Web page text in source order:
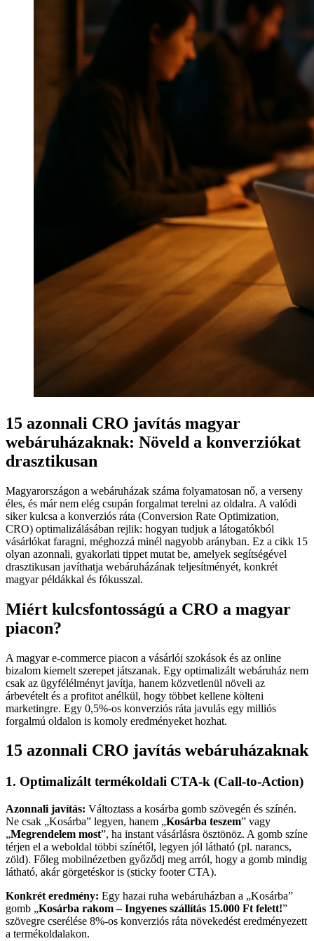
15 azonnali CRO javítás magyar
webáruházaknak: Növeld a konverziókat
drasztikusan
Magyarországon a webáruházak száma folyamatosan nő, a verseny
éles, és már nem elég csupán forgalmat terelni az oldalra. A valódi
siker kulcsa a konverziós ráta (Conversion Rate Optimization,
CRO) optimalizálásában rejlik: hogyan tudjuk a látogatókból
vásárlókat faragni, méghozzá minél nagyobb arányban. Ez a cikk 15
olyan azonnali, gyakorlati tippet mutat be, amelyek segítségével
drasztikusan javíthatja webáruházának teljesítményét, konkrét
magyar példákkal és fókusszal.
Miért kulcsfontosságú a CRO a magyar
piacon?
A magyar e-commerce piacon a vásárlói szokások és az online
bizalom kiemelt szerepet játszanak. Egy optimalizált webáruház nem
csak az ügyfélélményt javítja, hanem közvetlenül növeli az
árbevételt és a profitot anélkül, hogy többet kellene költeni
marketingre. Egy 0,5%-os konverziós ráta javulás egy milliós
forgalmú oldalon is komoly eredményeket hozhat.
15 azonnali CRO javítás webáruházaknak
1. Optimalizált termékoldali CTA-k (Call-to-Action)
Azonnali javítás: Változtass a kosárba gomb szövegén és színén.
Ne csak „Kosárba” legyen, hanem „Kosárba teszem” vagy
„Megrendelem most”, ha instant vásárlásra ösztönöz. A gomb színe
térjen el a weboldal többi színétől, legyen jól látható (pl. narancs,
zöld). Főleg mobilnézetben győződj meg arról, hogy a gomb mindig
látható, akár görgetéskor is (sticky footer CTA).
Konkrét eredmény: Egy hazai ruha webáruházban a „Kosárba”
gomb „Kosárba rakom – Ingyenes szállítás 15.000 Ft felett!”
szövegre cserélése 8%-os konverziós ráta növekedést eredményezett
a termékoldalakon.